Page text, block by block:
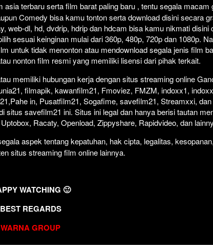
terbaru serta film barat paling baru , tentu segala macam
Comedy bisa kamu tonton serta download disini secara
web-dl, hd, dvdrip, hdrip dan hdcam bisa kamu nikmati disini
sesuai keinginan mulai dari 360p, 480p, 720p dan 1080p.
untuk tidak menonton atau mendownload segala jenis film
nonton film resmi yang memiliki lisensi dari pihak terkait.
memiliki hubungan kerja dengan situs streaming online
filmapik, kawanfilm21, Fmoviez, FMZM, indoxx1,
in, Pusatfilm21, Sogafime, savefilm21, Streamxxi,
situs savefilm21 ini. Situs ini legal dan hanya berisi tautan
Racaty, Openload, Zippyshare, Rapidvideo, dan
aspek tentang kepatuhan, hak cipta, legalitas,
situs streaming film online lainnya.
WATCHING 🙂
BEST REGARDS
WARNA GROUP